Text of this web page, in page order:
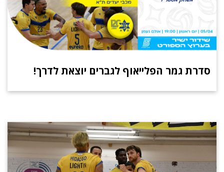
סדרת גמר הפלייאוף לגברים יוצאת לדרך!